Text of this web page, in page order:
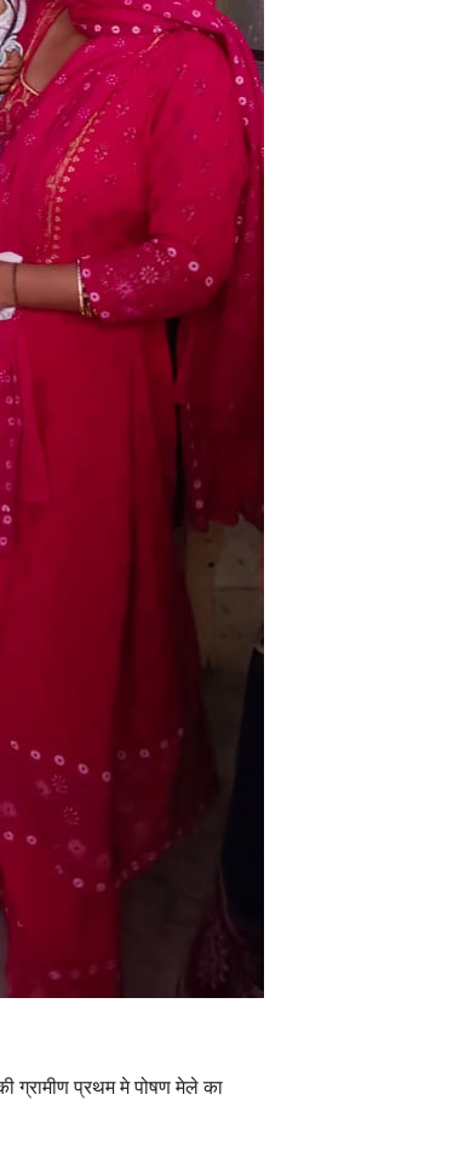
ग्रामीण प्रथम मे पोषण मेले का